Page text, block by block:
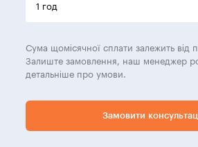
Сума щомісячної сплати залежить від
Залиште замовлення, наш менеджер
детальніше про умови.
Замовити